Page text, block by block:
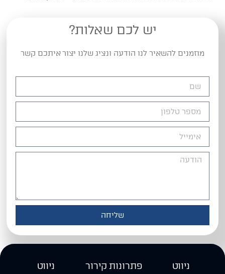
יש לכם שאלות?
מוזמנים להשאיר לנו הודעה ונציג שלנו יצור איתכם קשר
שליחה
ניווט פתרונות קירור ניווט